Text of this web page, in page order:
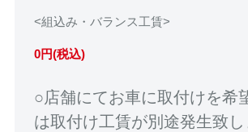
<組込み・バランス工賃>
0円(税込)
○店舗にてお車に取付けを希
は取付け工賃が別途発生致し